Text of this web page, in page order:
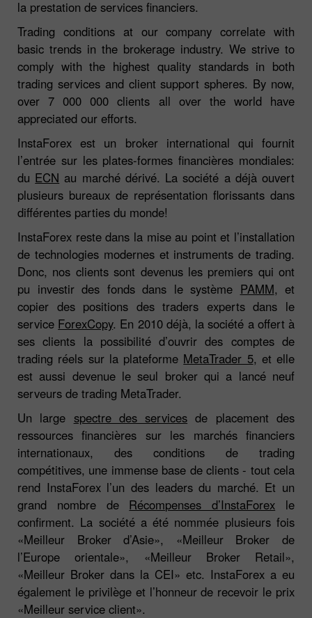
la prestation de services financiers.
Trading conditions at our company correlate with
basic trends in the brokerage industry. We strive to
comply with the highest quality standards in both
trading services and client support spheres. By now,
over 7 000 000 clients all over the world have
appreciated our efforts.
InstaForex est un broker international qui fournit
l’entrée sur les plates-formes financières mondiales:
du ECN au marché dérivé. La société a déjà ouvert
plusieurs bureaux de représentation florissants dans
différentes parties du monde!
InstaForex reste dans la mise au point et l’installation
de technologies modernes et instruments de trading.
Donc, nos clients sont devenus les premiers qui ont
pu investir des fonds dans le système PAMM, et
copier des positions des traders experts dans le
service ForexCopy. En 2010 déjà, la société a offert à
ses clients la possibilité d’ouvrir des comptes de
trading réels sur la plateforme MetaTrader 5, et elle
est aussi devenue le seul broker qui a lancé neuf
serveurs de trading MetaTrader.
Un large spectre des services de placement des
ressources financières sur les marchés financiers
internationaux, des conditions de trading
compétitives, une immense base de clients - tout cela
rend InstaForex l’un des leaders du marché. Et un
grand nombre de Récompenses d’InstaForex le
confirment. La société a été nommée plusieurs fois
«Meilleur Broker d’Asie», «Meilleur Broker de
l’Europe orientale», «Meilleur Broker Retail»,
«Meilleur Broker dans la CEI» etc. InstaForex a eu
également le privilège et l’honneur de recevoir le prix
«Meilleur service client».